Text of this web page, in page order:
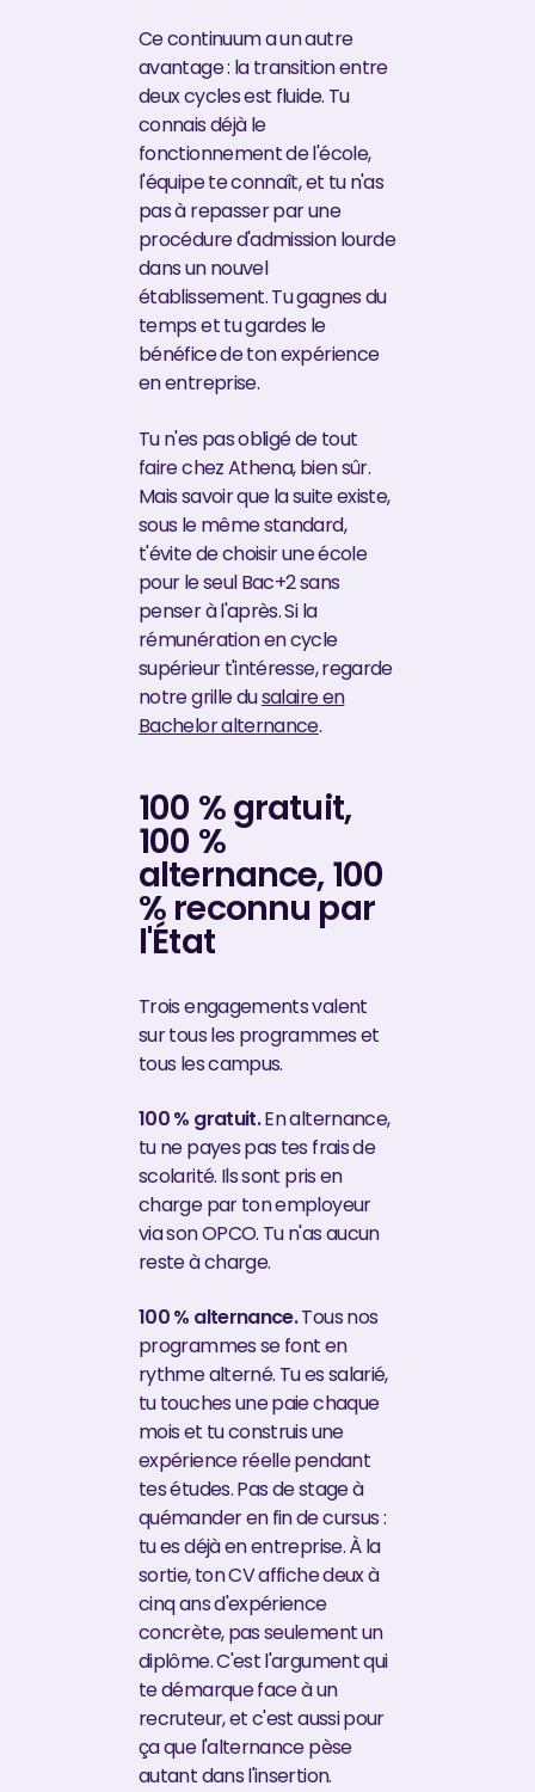
Ce continuum a un autre
avantage : la transition entre
deux cycles est fluide. Tu
connais déjà le
fonctionnement de l'école,
l'équipe te connaît, et tu n'as
pas à repasser par une
procédure d'admission lourde
dans un nouvel
établissement. Tu gagnes du
temps et tu gardes le
bénéfice de ton expérience
en entreprise.
Tu n'es pas obligé de tout
faire chez Athena, bien sûr.
Mais savoir que la suite existe,
sous le même standard,
t'évite de choisir une école
pour le seul Bac+2 sans
penser à l'après. Si la
rémunération en cycle
supérieur t'intéresse, regarde
notre grille dusalaire en
Bachelor alternance.
100 % gratuit,
100 %
alternance, 100
% reconnu par
l'État
Trois engagements valent
sur tous les programmes et
tous les campus.
100 % gratuit.En alternance,
tu ne payes pas tes frais de
scolarité. Ils sont pris en
charge par ton employeur
via son OPCO. Tu n'as aucun
reste à charge.
100 % alternance.Tous nos
programmes se font en
rythme alterné. Tu es salarié,
tu touches une paie chaque
mois et tu construis une
expérience réelle pendant
tes études. Pas de stage à
quémander en fin de cursus :
tu es déjà en entreprise. À la
sortie, ton CV affiche deux à
cinq ans d'expérience
concrète, pas seulement un
diplôme. C'est l'argument qui
te démarque face à un
recruteur, et c'est aussi pour
ça que l'alternance pèse
autant dans l'insertion.